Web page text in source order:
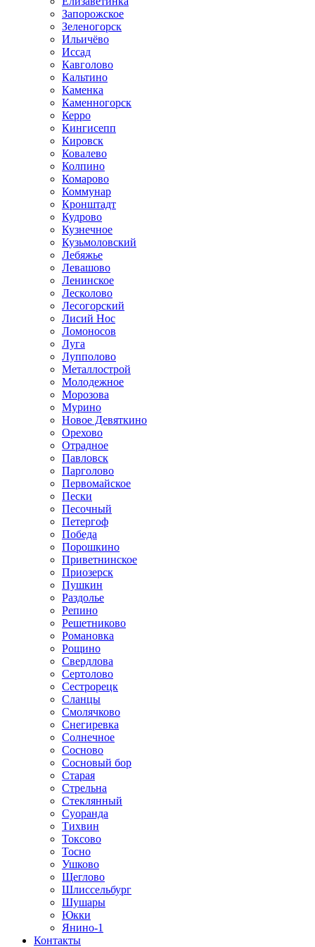
Запорожское
Зеленогорск
Ильичёво
Иссад
Кавголово
Кальтино
Каменка
Каменногорск
Керро
Кингисепп
Кировск
Ковалево
Колпино
Комарово
Коммунар
Кронштадт
Кудрово
Кузнечное
Кузьмоловский
Лебяжье
Левашово
Ленинское
Лесколово
Лесогорский
Лисий Нос
Ломоносов
Луга
Лупполово
Металлострой
Молодежное
Морозова
Мурино
Новое Девяткино
Орехово
Отрадное
Павловск
Парголово
Первомайское
Пески
Песочный
Петергоф
Победа
Порошкино
Приветнинское
Приозерск
Пушкин
Раздолье
Репино
Решетниково
Романовка
Рощино
Свердлова
Сертолово
Сестрорецк
Сланцы
Смолячково
Снегиревка
Солнечное
Сосново
Сосновый бор
Старая
Стрельна
Стеклянный
Суоранда
Тихвин
Токсово
Тосно
Ушково
Щеглово
Шлиссельбург
Шушары
Юкки
Янино-1
Контакты